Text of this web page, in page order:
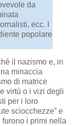
da
ecc. I
popolare
il nazismo e, in
minaccia
di matrice
virtù o i vizi degli
per i loro
sciocchezze” e
i primi nella